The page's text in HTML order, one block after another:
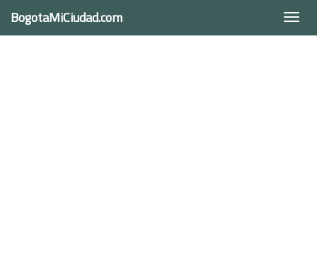
BogotaMiCiudad.com